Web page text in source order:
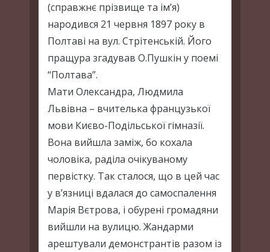
(справжнє прізвище та ім’я)
народився 21 червня 1897 року в
Полтаві на вул. Стрітенській. Його
пращура згадував О.Пушкін у поемі
“Полтава”.
Мати Олександра, Людмила
Львівна – вчителька французької
мови Києво-Подільської гімназії.
Вона вийшла заміж, бо кохала
чоловіка, раділа очікуваному
первістку. Так сталося, що в цей час
у в’язниці вдалася до самоспалення
Марія Вєтрова, і обурені громадяни
вийшли на вулицю. Жандарми
арештували демонстрантів разом із